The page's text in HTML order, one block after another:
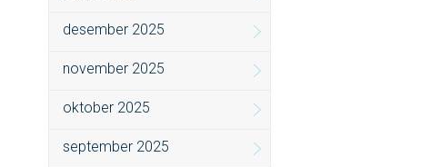
desember 2025
november 2025
oktober 2025
september 2025